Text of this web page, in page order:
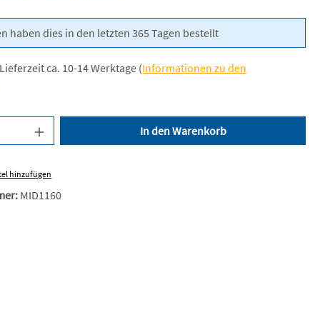
haben dies in den letzten 365 Tagen bestellt
ca. 10-14 Werktage (Informationen zu den
Gib den gewünschten Wert ein
In den Warenkorb
hinzufügen
MID1160